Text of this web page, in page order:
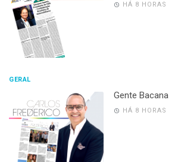
HÁ 8 HORAS
GERAL
Gente Bacana
HÁ 8 HORAS